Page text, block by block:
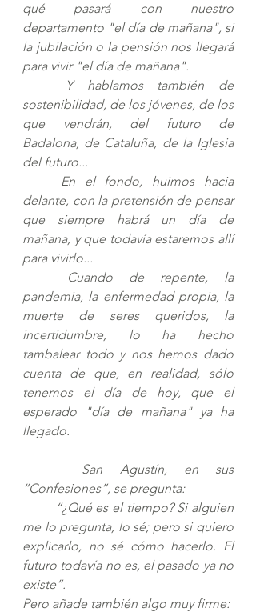
qué pasará con nuestro
departamento "el día de mañana", si
la jubilación o la pensión nos llegará
para vivir "el día de mañana".
sostenibilidad, de los jóvenes, de los
que vendrán, del futuro de
Badalona, ​​de Cataluña, de la Iglesia
del futuro...
delante, con la pretensión de pensar
que siempre habrá un día de
mañana, y que todavía estaremos allí
para vivirlo...
pandemia, la enfermedad propia, la
muerte de seres queridos, la
incertidumbre, lo ha hecho
tambalear todo y nos hemos dado
cuenta de que, en realidad, sólo
tenemos el día de hoy, que el
esperado "día de mañana" ya ha
llegado.
“Confesiones”, se pregunta:
me lo pregunta, lo sé; pero si quiero
explicarlo, no sé cómo hacerlo. El
futuro todavía no es, el pasado ya no
existe”.
Pero añade también algo muy firme: